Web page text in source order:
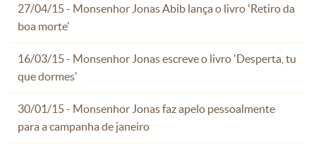
27/04/15 - Monsenhor Jonas Abib lança o livro 'Retiro da
boa morte'
16/03/15 - Monsenhor Jonas escreve o livro 'Desperta, tu
que dormes'
30/01/15 - Monsenhor Jonas faz apelo pessoalmente
para a campanha de janeiro